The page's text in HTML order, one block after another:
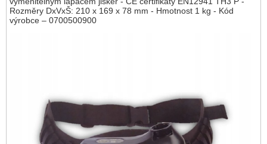
Rozměry DxVxŠ: 210 x 169 x 78 mm - Hmotnost 1 kg - Kód
výrobce – 0700500900